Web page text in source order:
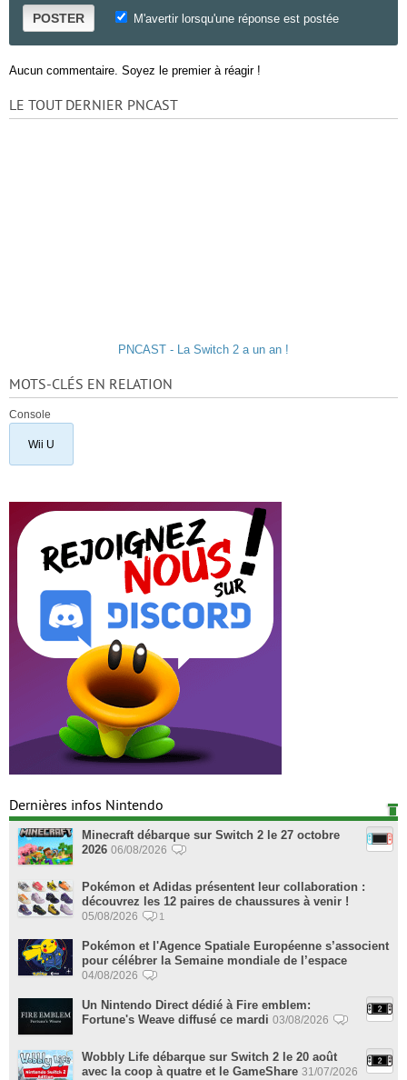
POSTER M'avertir lorsqu'une réponse est postée
Aucun commentaire. Soyez le premier à réagir !
LE TOUT DERNIER PNCAST
PNCAST - La Switch 2 a un an !
MOTS-CLÉS EN RELATION
Console
Wii U
Dernières infos Nintendo
Minecraft débarque sur Switch 2 le 27 octobre
2026 06/08/2026
Pokémon et Adidas présentent leur collaboration :
découvrez les 12 paires de chaussures à venir !
05/08/2026 1
Pokémon et l'Agence Spatiale Européenne s’associent
pour célébrer la Semaine mondiale de l’espace
04/08/2026
Un Nintendo Direct dédié à Fire emblem:
Fortune's Weave diffusé ce mardi 03/08/2026
Wobbly Life débarque sur Switch 2 le 20 août
avec la coop à quatre et le GameShare 31/07/2026